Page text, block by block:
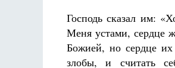
Господь сказал им:
Меня устами, сердце
Божией, но сердце
злобы, и считать